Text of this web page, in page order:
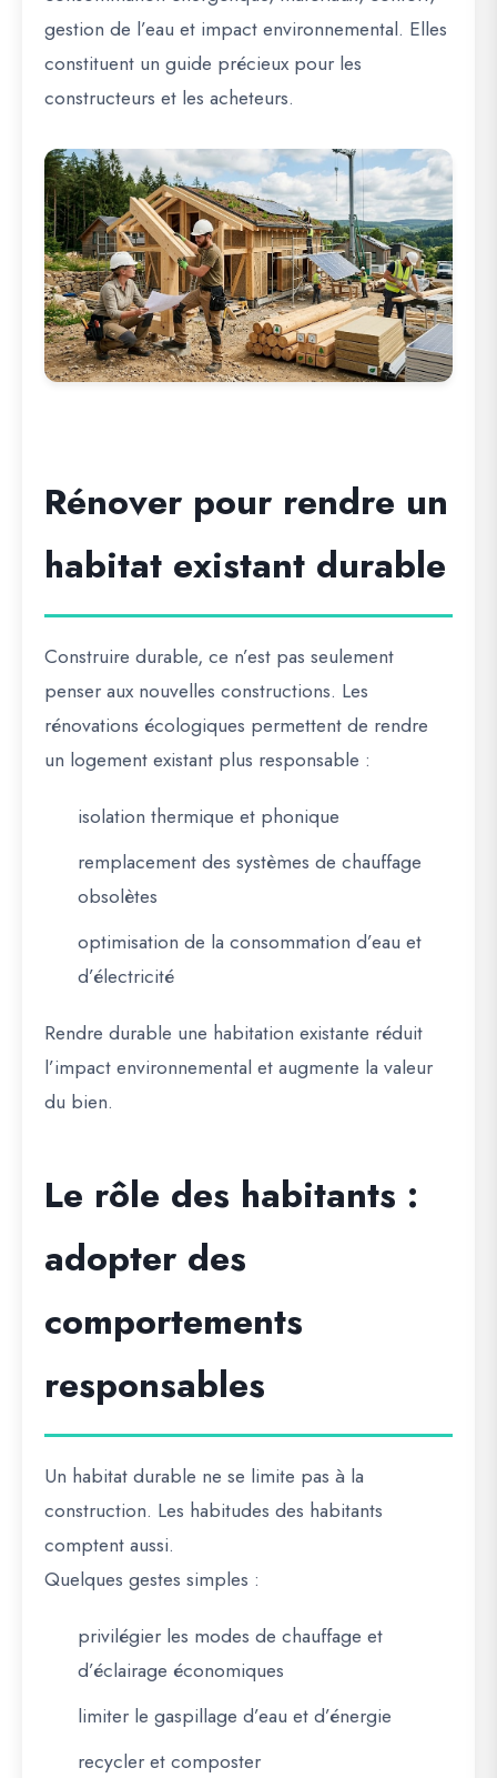
gestion de l’eau et impact environnemental. Elles
constituent un guide précieux pour les
constructeurs et les acheteurs.
Rénover pour rendre un
habitat existant durable
Construire durable, ce n’est pas seulement
penser aux nouvelles constructions. Les
rénovations écologiques permettent de rendre
un logement existant plus responsable :
isolation thermique et phonique
remplacement des systèmes de chauffage
obsolètes
optimisation de la consommation d’eau et
d’électricité
Rendre durable une habitation existante réduit
l’impact environnemental et augmente la valeur
du bien.
Le rôle des habitants :
adopter des
comportements
responsables
Un habitat durable ne se limite pas à la
construction. Les habitudes des habitants
comptent aussi.
Quelques gestes simples :
privilégier les modes de chauffage et
d’éclairage économiques
limiter le gaspillage d’eau et d’énergie
recycler et composter